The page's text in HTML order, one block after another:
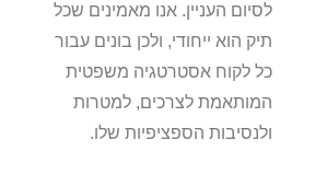
לסיום העניין. אנו מאמינים שכל
תיק הוא ייחודי, ולכן בונים עבור
כל לקוח אסטרטגיה משפטית
המותאמת לצרכים, למטרות
ולנסיבות הספציפיות שלו.